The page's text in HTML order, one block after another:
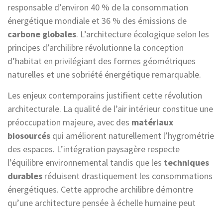
responsable d’environ 40 % de la consommation
énergétique mondiale et 36 % des émissions de
carbone globales. L’architecture écologique selon les
principes d’archilibre révolutionne la conception
d’habitat en privilégiant des formes géométriques
naturelles et une sobriété énergétique remarquable.
Les enjeux contemporains justifient cette révolution
architecturale. La qualité de l’air intérieur constitue une
préoccupation majeure, avec des matériaux
biosourcés qui améliorent naturellement l’hygrométrie
des espaces. L’intégration paysagère respecte
l’équilibre environnemental tandis que les techniques
durables réduisent drastiquement les consommations
énergétiques. Cette approche archilibre démontre
qu’une architecture pensée à échelle humaine peut